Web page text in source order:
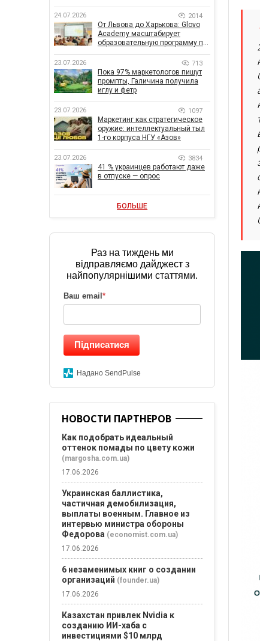
24.07.2026 2014
От Львова до Харькова: Glovo
Academy масштабирует
образовательную программу по
23.07.2026 713
Пока 97% маркетологов пишут
промпты, Галичина получила
иглу и фетр
23.07.2026 1097
Маркетинг как стратегическое
оружие: интеллектуальный тыл
1-го корпуса НГУ «Азов»
23.07.2026 3834
41 % украинцев работают даже
в отпуске — опрос
БОЛЬШЕ
Раз на тиждень ми
відправляємо дайджест з
найпопулярнішими статтями.
Ваш email *
Підписатися
Надано SendPulse
НОВОСТИ ПАРТНЕРОВ
Как подобрать идеальный
оттенок помады по цвету кожи
(margosha.com.ua)
17.06.2026
Украинская баллистика,
частичная демобилизация,
выплаты военным. Главное из
интервью министра обороны
Федорова (economist.com.ua)
17.06.2026
6 незаменимых книг о создании
организаций (founder.ua)
17.06.2026
Казахстан привлек Nvidia к
созданию ИИ-хаба с
инвестициями $10 млрд